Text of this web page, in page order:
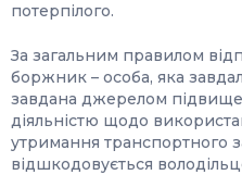
потерпілого.
За загальним правилом
боржник – особа, яка
завдана джерелом
діяльністю щодо
утримання транспортного
відшкодовується